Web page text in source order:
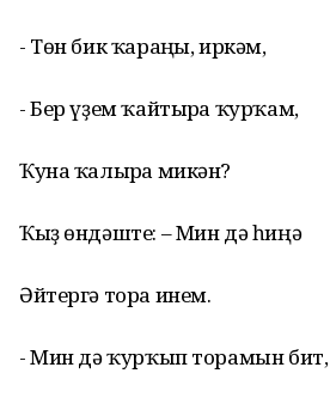
- Төн бик ҡараңғы, иркәм,
- Бер үҙем ҡайтырға ҡурҡам,
Ҡуна ҡалырға микән?
Ҡыҙ өндәште: – Мин дә һиңә
Әйтергә тора инем.
- Мин дә ҡурҡып торамын бит,